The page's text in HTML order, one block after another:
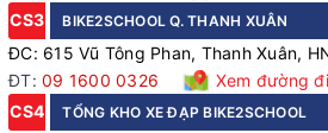
CS3
BIKE2SCHOOL Q. THANH XUÂN
ĐC: 615 Vũ Tông Phan, Thanh Xuân,
ĐT: 09 1600 0326
Xem đường đi
CS4
TỔNG KHO XE ĐẠP BIKE2SCHOOL